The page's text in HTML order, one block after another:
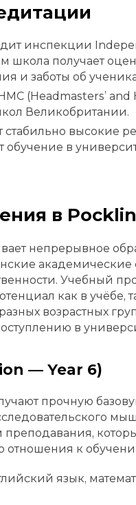
инспекции
школа получает
и заботы об
(Headmasters’
Великобритании.
высокие
в
в
непрерывное
Учебный
как в учёбе,
возрастных
в
— Year 6)
прочную
отношения к
язык,